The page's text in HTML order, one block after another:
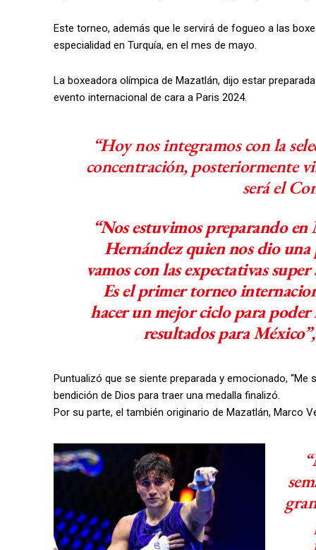
Este torneo, además que le servirá de fogueo a las
especialidad en Turquía, en el mes de mayo.
La boxeadora olímpica de Mazatlán, dijo estar
evento internacional de cara a Paris 2024.
“Hoy nos integramos con la
concentración, posteriormente
será el
“Nos estuvimos preparando
Hernández quien nos dio una
vamos con las expectativas
Es el primer torneo
hacer un mejor ciclo para
resultados para
Puntualizó que se siente preparada y emocionado,
bendición de Dios para traer una medalla finalizó.
Por su parte, el también originario de Mazatlán, Marco